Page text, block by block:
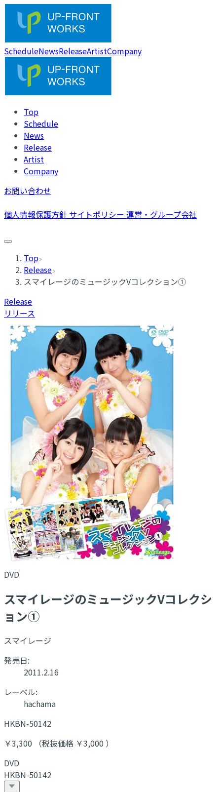
ScheduleNewsReleaseArtistCompany
Top
Schedule
News
Release
Artist
Company
お問い合わせ
個人情報保護方針 サイトポリシー 運営・グループ会社
Top
Release
スマイレージのミュージックVコレクション①
Release
リリース
DVD
スマイレージのミュージックVコレクシ
ョン①
スマイレージ
発売日:
2011.2.16
レーベル:
hachama
HKBN-50142
￥3,300 （税抜価格 ￥3,000 ）
DVD
HKBN-50142